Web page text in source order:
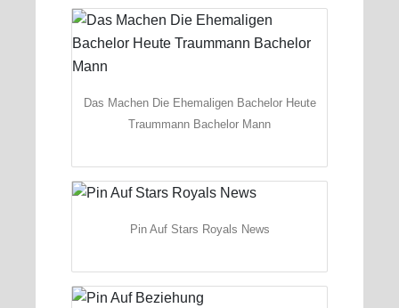
Das Machen Die Ehemaligen Bachelor Heute
Traummann Bachelor Mann
Pin Auf Stars Royals News